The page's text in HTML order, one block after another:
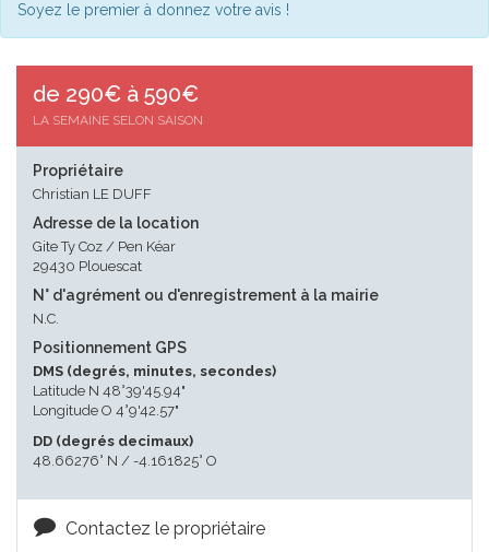
Soyez le premier à donnez votre avis !
de 290€ à 590€
LA SEMAINE SELON SAISON
Propriétaire
Christian LE DUFF
Adresse de la location
Gite Ty Coz / Pen Kéar
29430 Plouescat
N° d'agrément ou d'enregistrement à la mairie
N.C.
Positionnement GPS
DMS (degrés, minutes, secondes)
Latitude N 48°39'45.94"
Longitude O 4°9'42.57"
DD (degrés decimaux)
48.66276° N / -4.161825° O
Contactez le propriétaire